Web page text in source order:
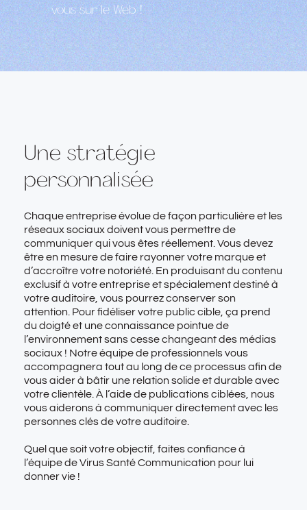
vous sur le Web !
Une stratégie
personnalisée
Chaque entreprise évolue de façon particulière et les
réseaux sociaux doivent vous permettre de
communiquer qui vous êtes réellement. Vous devez
être en mesure de faire rayonner votre marque et
d’accroître votre notoriété. En produisant du contenu
exclusif à votre entreprise et spécialement destiné à
votre auditoire, vous pourrez conserver son
attention. Pour fidéliser votre public cible, ça prend
du doigté et une connaissance pointue de
l’environnement sans cesse changeant des médias
sociaux ! Notre équipe de professionnels vous
accompagnera tout au long de ce processus afin de
vous aider à bâtir une relation solide et durable avec
votre clientèle. À l’aide de publications ciblées, nous
vous aiderons à communiquer directement avec les
personnes clés de votre auditoire.
Quel que soit votre objectif, faites confiance à
l’équipe de Virus Santé Communication pour lui
donner vie !